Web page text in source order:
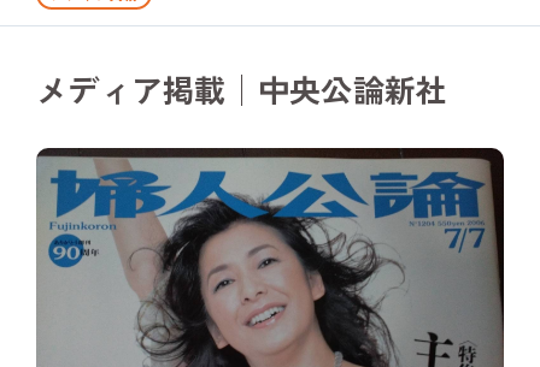
メディア掲載│中央公論新社